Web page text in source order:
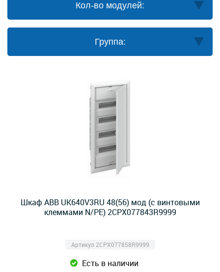
Кол-во модулей:
Группа:
Шкаф ABB UK640V3RU 48(56) мод (с винтовыми
клеммами N/PE) 2CPX077843R9999
Артикул 2CPX077858R9999
Есть в наличии